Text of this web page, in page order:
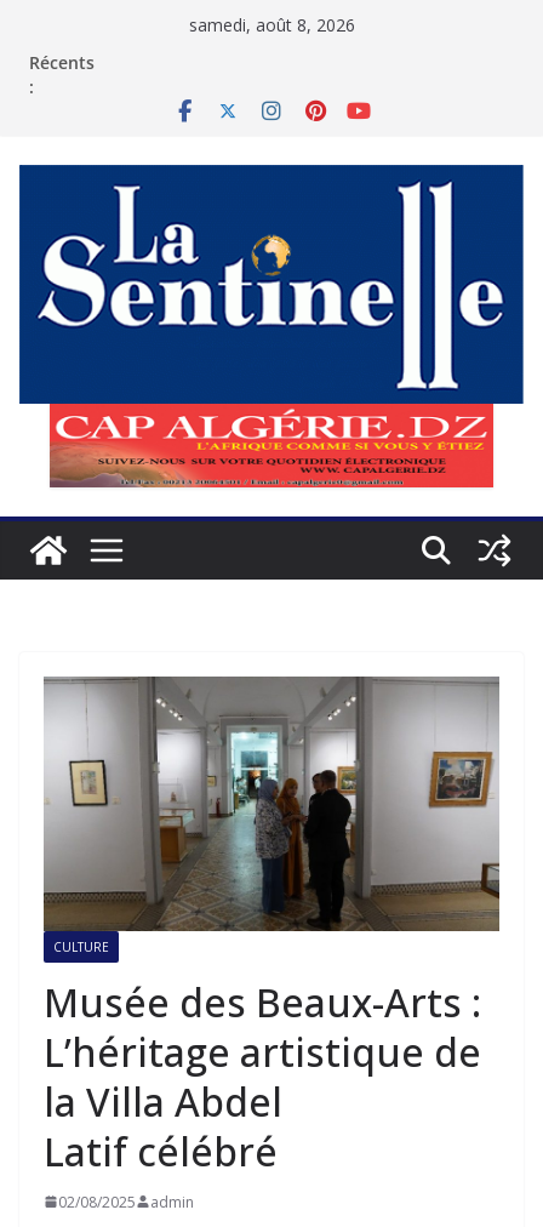
samedi, août 8, 2026
Récents
:
CULTURE
Musée des Beaux-Arts :
L’héritage artistique de
la Villa Abdel
Latif célébré
02/08/2025 admin